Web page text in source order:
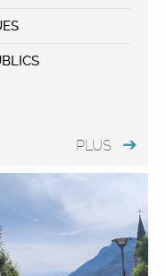
PLUS